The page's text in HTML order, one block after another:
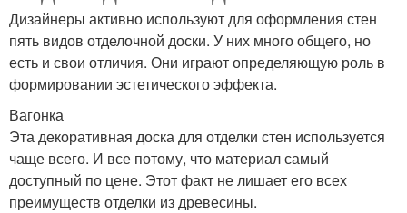
Дизайнеры активно используют для оформления стен
пять видов отделочной доски. У них много общего, но
есть и свои отличия. Они играют определяющую роль в
формировании эстетического эффекта.
Вагонка
Эта декоративная доска для отделки стен используется
чаще всего. И все потому, что материал самый
доступный по цене. Этот факт не лишает его всех
преимуществ отделки из древесины.